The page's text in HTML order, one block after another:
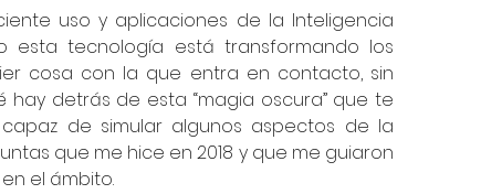
uso y aplicaciones de la Inteligencia
esta tecnología está transformando los
cosa con la que entra en contacto, sin
hay detrás de esta “magia oscura” que te
de simular algunos aspectos de la
que me hice en 2018 y que me guiaron
el ámbito.